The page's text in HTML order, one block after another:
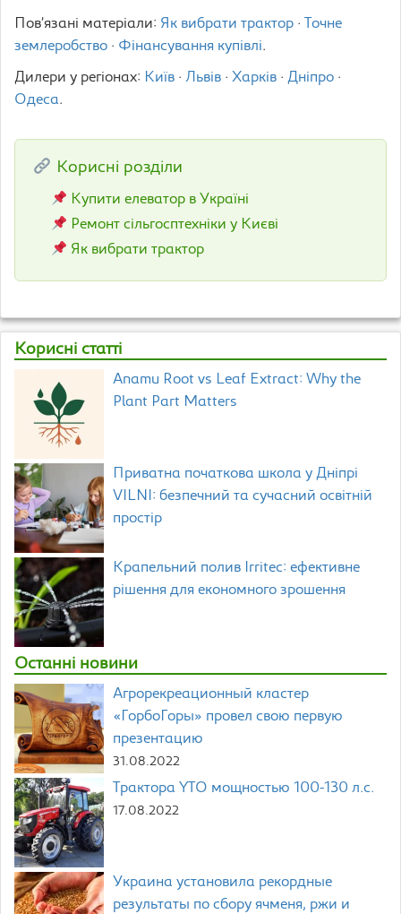
Пов’язані матеріали: Як вибрати трактор ·
Точне
землеробство · Фінансування купівлі.
Дилери у регіонах: Київ · Львів · Харків · Дніпро ·
Одеса.
Корисні розділи
Купити елеватор в Україні
Ремонт сільгосптехніки у Києві
Як вибрати трактор
Корисні статті
Anamu Root vs Leaf Extract: Why the
Plant Part Matters
Приватна початкова школа у Дніпрі
VILNI: безпечний та сучасний освітній
простір
Крапельний полив Irritec: ефективне
рішення для економного зрошення
Останні новини
Агрорекреационный кластер
«ГорбоГоры» провел свою первую
презентацию
31.08.2022
Трактора YTO мощностью 100-130 л.с.
17.08.2022
Украина установила рекордные
результаты по сбору ячменя, ржи и